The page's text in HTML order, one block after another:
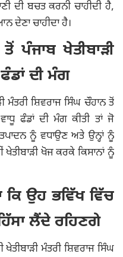
ਦੀ ਬਚਤ ਕਰਨੀ ਚਾਹੀਦੀ ਹੈ,
ਦੇਣਾ ਚਾਹੀਦਾ ਹੈ।
ਪੰਜਾਬ ਖੇਤੀਬਾੜੀ
ਦੀ ਮੰਗ
ਮੰਤਰੀ ਸ਼ਿਵਰਾਜ ਸਿੰਘ ਚੌਹਾਨ ਤੋਂ
ਫੰਡਾਂ ਦੀ ਮੰਗ ਕੀਤੀ ਤਾਂ ਜੋ
ਨੂੰ ਵਧਾਉਣ ਅਤੇ ਉਨ੍ਹਾਂ ਨੂੰ
ਖੋਜ ਕਰਕੇ ਕਿਸਾਨਾਂ ਨੂੰ
ਕਿ ਉਹ ਭਵਿੱਖ ਵਿੱਚ
ਲੈਂਦੇ ਰਹਿਣਗੇ
ਮੰਤਰੀ ਸ਼ਿਵਰਾਜ ਸਿੰਘ